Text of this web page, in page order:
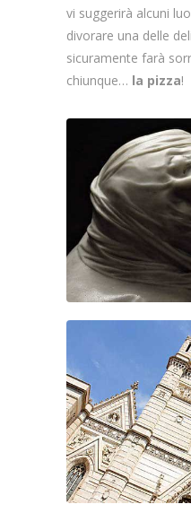
vi suggerirà alcuni
divorare una delle
sicuramente farà
chiunque… la pizza!